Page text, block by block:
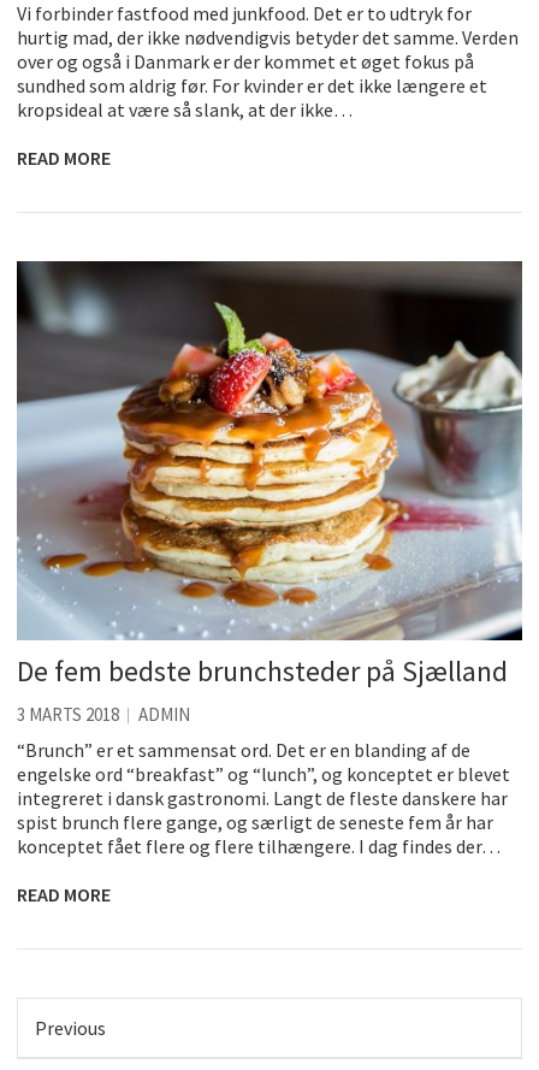
Vi forbinder fastfood med junkfood. Det er to udtryk for
hurtig mad, der ikke nødvendigvis betyder det samme. Verden
over og også i Danmark er der kommet et øget fokus på
sundhed som aldrig før. For kvinder er det ikke længere et
kropsideal at være så slank, at der ikke…
READ MORE
De fem bedste brunchsteder på Sjælland
3 MARTS 2018 ADMIN
“Brunch” er et sammensat ord. Det er en blanding af de
engelske ord “breakfast” og “lunch”, og konceptet er blevet
integreret i dansk gastronomi. Langt de fleste danskere har
spist brunch flere gange, og særligt de seneste fem år har
konceptet fået flere og flere tilhængere. I dag findes der…
READ MORE
Previous